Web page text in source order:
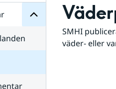
SMHI
väder- eller